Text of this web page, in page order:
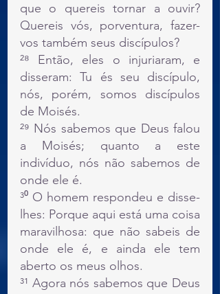
que o quereis tornar a ouvir?
Quereis vós, porventura, fazer-
vos também seus discípulos?
²⁸ Então, eles o injuriaram, e
disseram: Tu és seu discípulo,
nós, porém, somos discípulos
de Moisés.
²⁹ Nós sabemos que Deus falou
a Moisés; quanto a este
indivíduo, nós não sabemos de
onde ele é.
³⁰ O homem respondeu e disse-
lhes: Porque aqui está uma coisa
maravilhosa: que não sabeis de
onde ele é, e ainda ele tem
aberto os meus olhos.
³¹ Agora nós sabemos que Deus